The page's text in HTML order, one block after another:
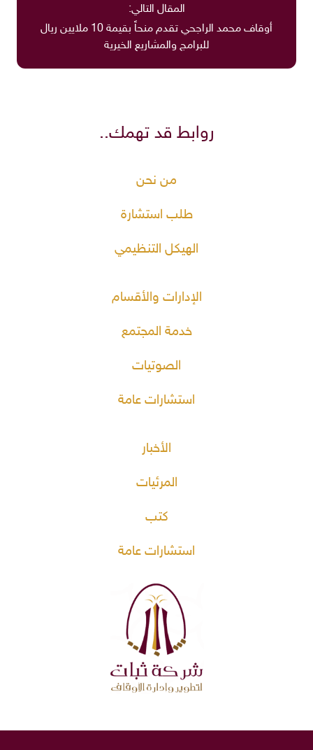
المقال التالي:
أوقاف محمد الراجحي تقدم منحاً بقيمة 10 ملايين ريال
للبرامج والمشاريع الخيرية
روابط قد تهمك..
من نحن
طلب استشارة
الهيكل التنظيمي
الإدارات والأقسام
خدمة المجتمع
الصوتيات
استشارات عامة
الأخبار
المرئيات
كتب
استشارات عامة